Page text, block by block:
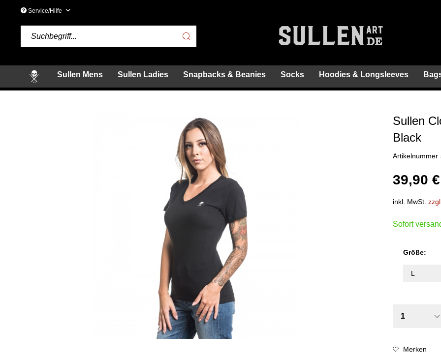
Service/Hilfe
Sullen Mens Sullen Ladies Snapbacks & Beanies Socks Hoodies & Longsleeves
Sullen
Black
Artikelnummer
39,90
inkl. MwSt.
Sofort
Größe:
Merken